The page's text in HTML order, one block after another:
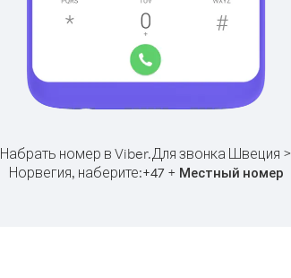
Набрать номер в Viber.Для звонка Швеция >
Норвегия, наберите:+47+ Местный номер